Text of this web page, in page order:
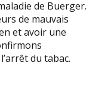
de Buerger.
de mauvais
et avoir une
du tabac.